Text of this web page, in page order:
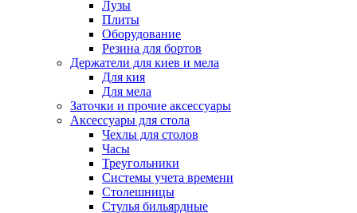
Лузы
Плиты
Оборудование
Резина для бортов
Держатели для киев и мела
Для кия
Для мела
Заточки и прочие аксессуары
Аксессуары для стола
Чехлы для столов
Часы
Треугольники
Системы учета времени
Столешницы
Стулья бильярдные